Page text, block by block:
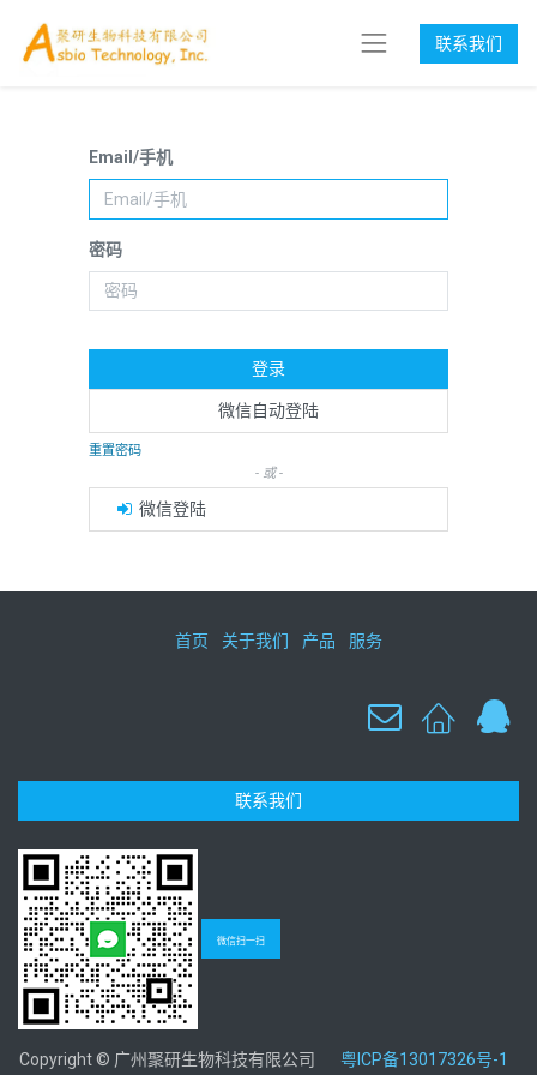
联系我们
Email/手机
密码
登录
微信自动登陆
重置密码
- 或 -
微信登陆
首页 关于我们 产品 服务
联系我们
微信扫一扫
Copyright © 广州聚研生物科技有限公司 粤ICP备13017326号-1